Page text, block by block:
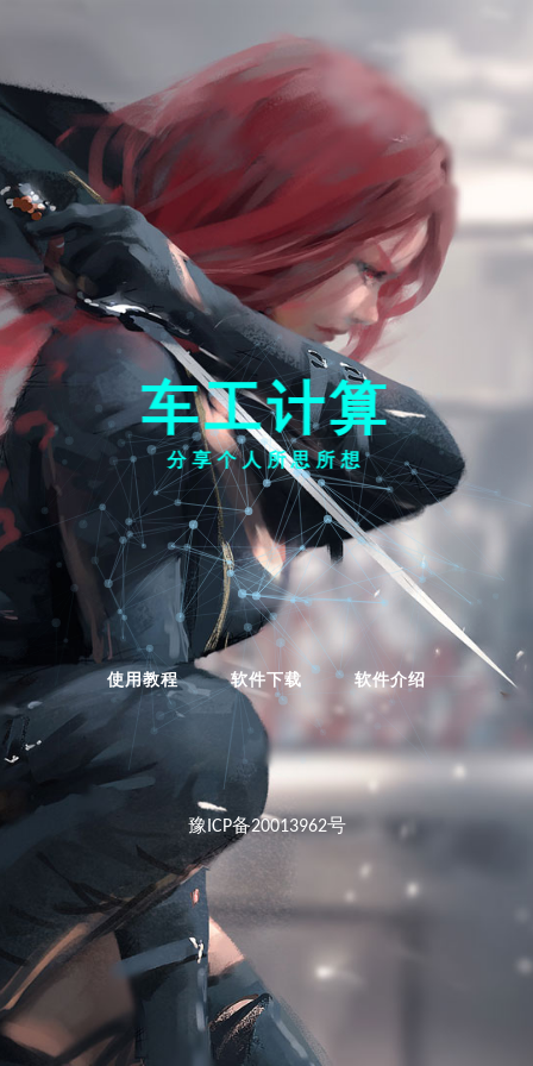
车工计算
分享个人所思所想
使用教程 软件下载 软件介绍
豫ICP备20013962号